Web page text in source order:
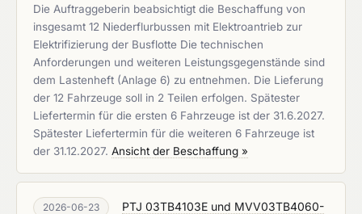
Die Auftraggeberin beabsichtigt die Beschaffung von
insgesamt 12 Niederflurbussen mit Elektroantrieb zur
Elektrifizierung der Busflotte Die technischen
Anforderungen und weiteren Leistungsgegenstände sind
dem Lastenheft (Anlage 6) zu entnehmen. Die Lieferung
der 12 Fahrzeuge soll in 2 Teilen erfolgen. Spätester
Liefertermin für die ersten 6 Fahrzeuge ist der 31.6.2027.
Spätester Liefertermin für die weiteren 6 Fahrzeuge ist
der 31.12.2027. Ansicht der Beschaffung »
2026-06-23
PTJ 03TB4103E und MVV03TB4060-